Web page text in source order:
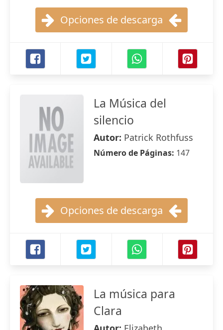
Opciones de descarga
La Música del
silencio
Autor: Patrick Rothfuss
Número de Páginas: 147
Opciones de descarga
La música para
Clara